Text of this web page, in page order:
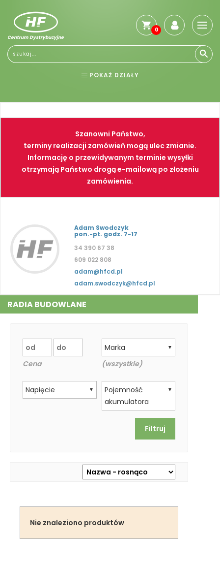
Centrum Dystrybucyjne
0
POKAŻ DZIAŁY
NARZĘDZIA SPAWALNICTWO
FARBY PNEUMATYKA
Szanowni Państwo,
terminy realizacji zamówień mogą ulec zmianie.
Informację o przewidywanym terminie wysyłki
otrzymają Państwo drogą e-mailową po złożeniu
zamówienia.
Adam Swodczyk
pon.-pt. godz. 7-17
34 390 67 38
609 022 808
adam@hfcd.pl
adam.swodczyk@hfcd.pl
RADIA BUDOWLANE
Cena
▼
Marka
(wszystkie)
▼
Napięcie ▼
Pojemność
akumulatora
Nie znaleziono produktów